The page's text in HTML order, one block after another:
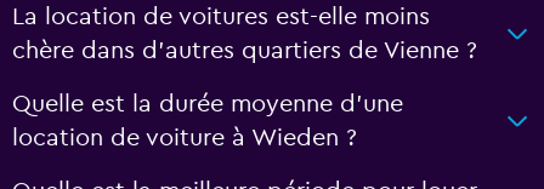
La location de voitures est-elle moins
chère dans d’autres quartiers de Vienne ?
Quelle est la durée moyenne d’une
location de voiture à Wieden ?